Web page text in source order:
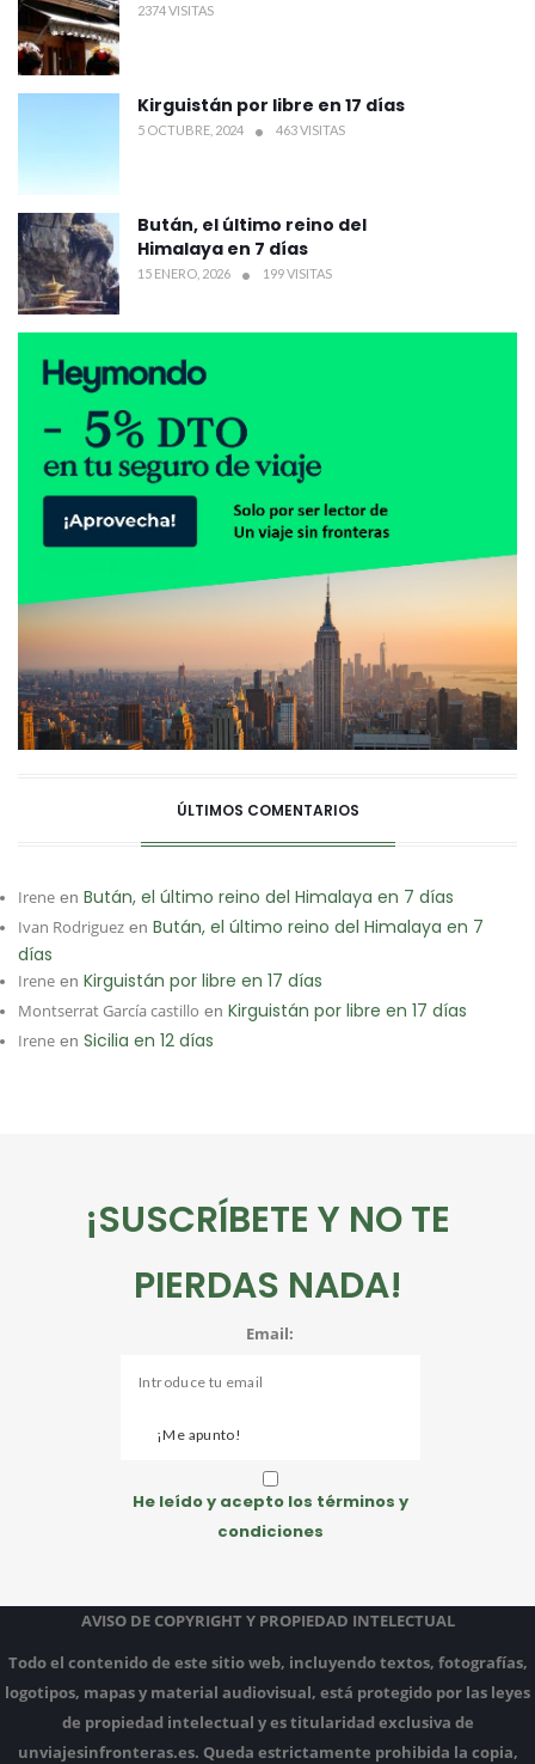
2374 VISITAS
Kirguistán por libre en 17 días
5 OCTUBRE, 2024 463 VISITAS
Bután, el último reino del
Himalaya en 7 días
15 ENERO, 2026 199 VISITAS
ÚLTIMOS COMENTARIOS
Irene en Bután, el último reino del Himalaya en 7 días
Ivan Rodriguez en Bután, el último reino del Himalaya en 7
días
Irene en Kirguistán por libre en 17 días
Montserrat García castillo en Kirguistán por libre en 17 días
Irene en Sicilia en 12 días
¡SUSCRÍBETE Y NO TE
PIERDAS NADA!
Email:
He leído y acepto los términos y
condiciones
AVISO DE COPYRIGHT Y PROPIEDAD INTELECTUAL
Todo el contenido de este sitio web, incluyendo textos, fotografías,
logotipos, mapas y material audiovisual, está protegido por las leyes
de propiedad intelectual y es titularidad exclusiva de
unviajesinfronteras.es. Queda estrictamente prohibida la copia,